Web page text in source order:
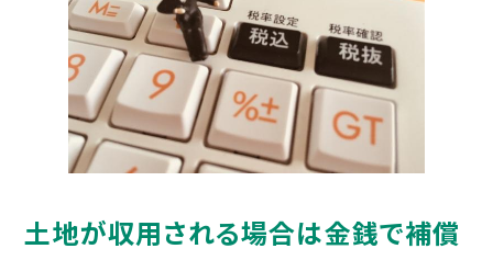
土地が収用される場合は金銭で補償